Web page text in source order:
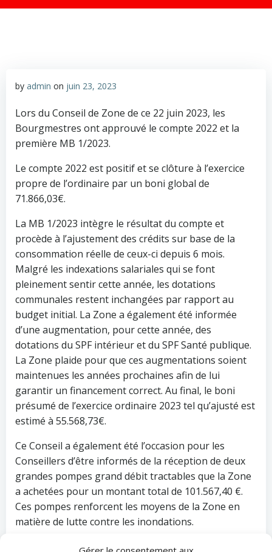
Gérer le consentement aux
by admin on juin 23, 2023
Lors du Conseil de Zone de ce 22 juin 2023, les
Bourgmestres ont approuvé le compte 2022 et la
première MB 1/2023.
Le compte 2022 est positif et se clôture à l’exercice
propre de l’ordinaire par un boni global de
71.866,03€.
La MB 1/2023 intègre le résultat du compte et
procède à l’ajustement des crédits sur base de la
consommation réelle de ceux-ci depuis 6 mois.
Malgré les indexations salariales qui se font
pleinement sentir cette année, les dotations
communales restent inchangées par rapport au
budget initial. La Zone a également été informée
d’une augmentation, pour cette année, des
dotations du SPF intérieur et du SPF Santé publique.
La Zone plaide pour que ces augmentations soient
maintenues les années prochaines afin de lui
garantir un financement correct. Au final, le boni
présumé de l’exercice ordinaire 2023 tel qu’ajusté est
estimé à 55.568,73€.
Ce Conseil a également été l’occasion pour les
Conseillers d’être informés de la réception de deux
grandes pompes grand débit tractables que la Zone
a achetées pour un montant total de 101.567,40 €.
Ces pompes renforcent les moyens de la Zone en
matière de lutte contre les inondations.
Enfin, le Conseil a lancé un appel à candidatures